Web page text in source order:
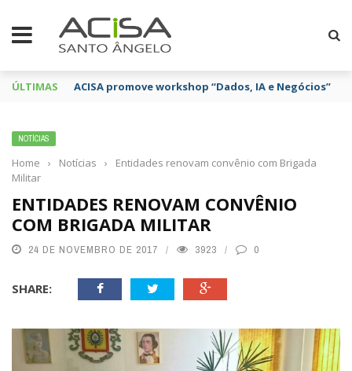
ÚLTIMAS ACISA promove workshop “Dados, IA e Negócios”
NOTÍCIAS
Home › Notícias ›
Entidades renovam convênio com Brigada
Militar
ENTIDADES RENOVAM CONVÊNIO
COM BRIGADA MILITAR
24 DE NOVEMBRO DE 2017 3923 0
SHARE: